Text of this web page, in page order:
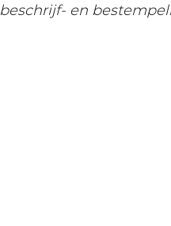
beschrijf- en